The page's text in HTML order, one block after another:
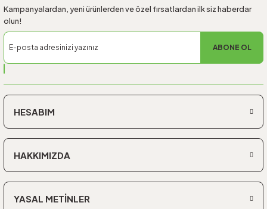
Kampanyalardan, yeni ürünlerden ve özel fırsatlardan ilk siz haberdar
olun!
ABONE OL
HESABIM
HAKKIMIZDA
YASAL METİNLER